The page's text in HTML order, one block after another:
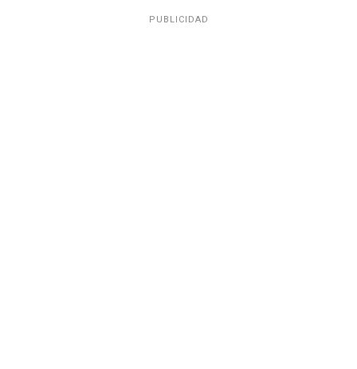
PUBLICIDAD